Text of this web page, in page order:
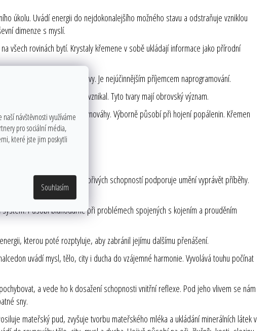
návštěvnosti využíváme
pro sociální média,
které jste jim poskytli
Souhlasím
úkolu. Uvádí energii do nejdokonalejšího možného stavu a odstraňuje vzniklou
dimenze s myslí.
všech rovinách bytí. Krystaly křemene v sobě ukládají informace jako přírodní
všechny rušivé vlivy. Je nejúčinnějším příjemcem naprogramování.
podle toho, jak rychle vznikal. Tyto tvary mají obrovský význam.
a uvádí tělo do rovnováhy. Výborně působí při hojení popálenin. Křemen
věcem. Coby jednu z tvořivých schopností podporuje umění vyprávět příběhy.
Působí blahodárně při problémech spojených s kojením a prouděním
kterou poté rozptyluje, aby zabránil jejímu dalšímu přenášení.
uvádí mysl, tělo, city i ducha do vzájemné harmonie. Vyvolává touhu počínat
a vede ho k dosažení schopnosti vnitřní reflexe. Pod jeho vlivem se nám
sny.
mateřský pud, zvyšuje tvorbu mateřského mléka a ukládání minerálních látek v